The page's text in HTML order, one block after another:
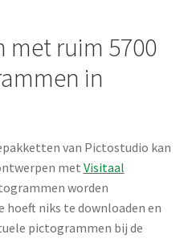
met ruim 5700
in
van Pictostudio kan
met Visitaal
worden
niks te downloaden en
pictogrammen bij de